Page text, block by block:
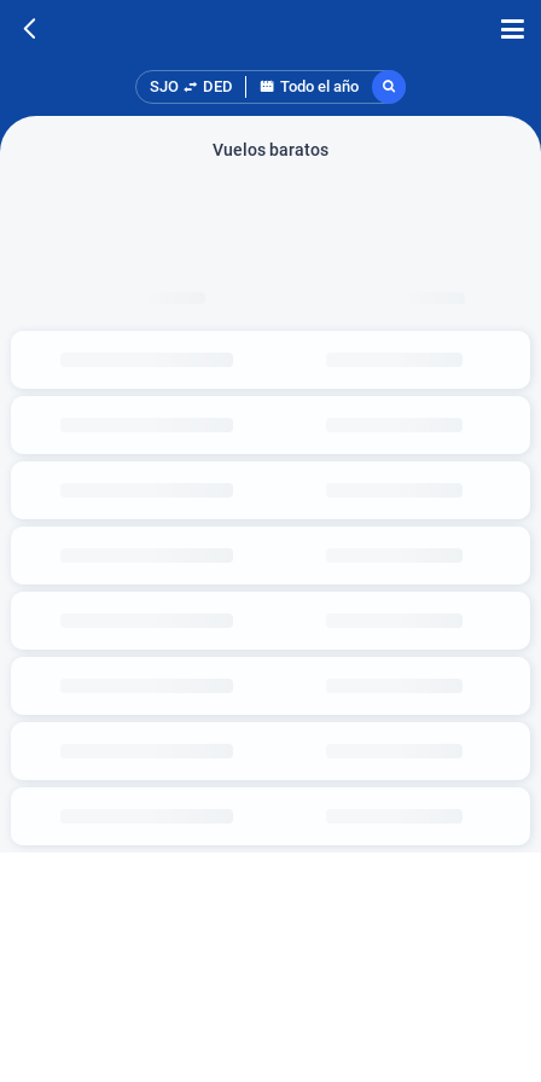
SJO DED Todo el año
Vuelos baratos